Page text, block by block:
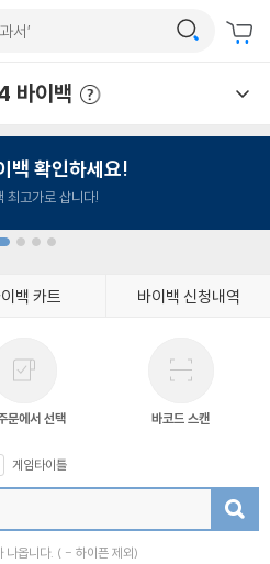
바이백
백 확인하세요!
최고가로 삽니다!
백 카트 바이백 신청내역
문에서 선택 바코드 스캔
게임타이틀
나옵니다. ( - 하이픈 제외)